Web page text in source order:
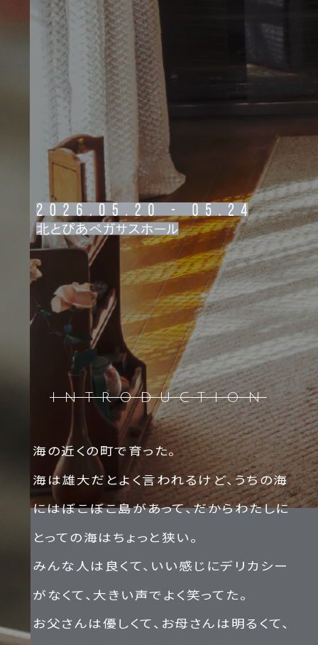
INTRODUCTION
海の近くの町で育った。
海は雄大だとよく言われるけど、うちの海
にはぼこぼこ島があって、だからわたしに
とっての海はちょっと狭い。
みんな人は良くて、いい感じにデリカシー
がなくて、大きい声でよく笑ってた。
お父さんは優しくて、お母さんは明るくて、